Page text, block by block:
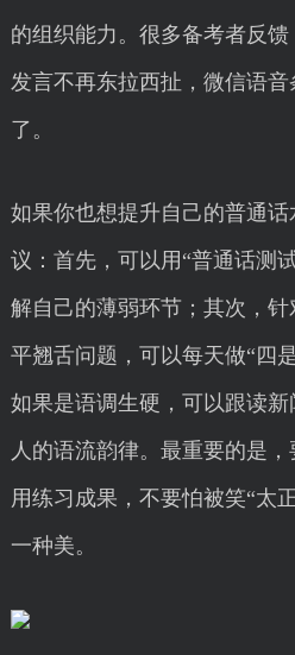
的组织能力。很多备考者反
发言不再东拉西扯，微信语
了。
如果你也想提升自己的普通
议：首先，可以用“普通话测
解自己的薄弱环节；其次，
平翘舌问题，可以每天做“四
如果是语调生硬，可以跟读
人的语流韵律。最重要的是
用练习成果，不要怕被笑“太
一种美。